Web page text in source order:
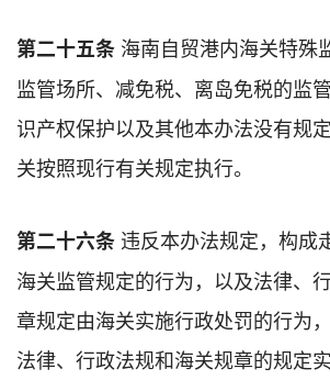
第二十五条 海南自贸港内海关特殊
监管场所、减免税、离岛免税的监
识产权保护以及其他本办法没有规
关按照现行有关规定执行。
第二十六条 违反本办法规定，构成
海关监管规定的行为，以及法律、
章规定由海关实施行政处罚的行为
法律、行政法规和海关规章的规定